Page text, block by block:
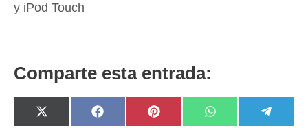
y iPod Touch
Comparte esta entrada:
Compartir
en
X
(
Compartir
en
F
a
Compartir
en
P
i
Compartir
en
W
h
en
e